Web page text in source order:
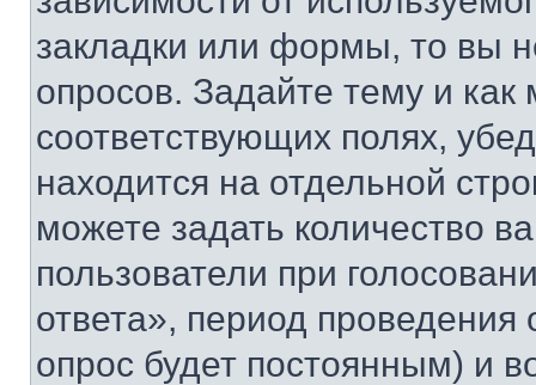
закладки или формы, то вы
опросов. Задайте тему и
соответствующих полях,
находится на отдельной
можете задать количество
пользователи при
ответа», период проведения
опрос будет постоянным) и